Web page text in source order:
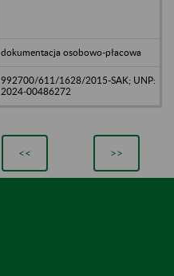
dokumentacja osobowo-płacowa
992700/611/1628/2015-SAK; UNP:
2024-00486272
<< >>